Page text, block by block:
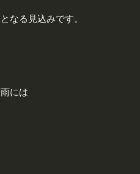
なる見込みです。
には